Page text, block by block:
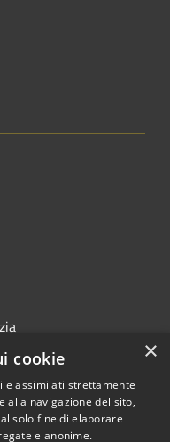
×
cookie
e assimilati strettamente
alla navigazione del sito,
solo fine di elaborare
e anonime.